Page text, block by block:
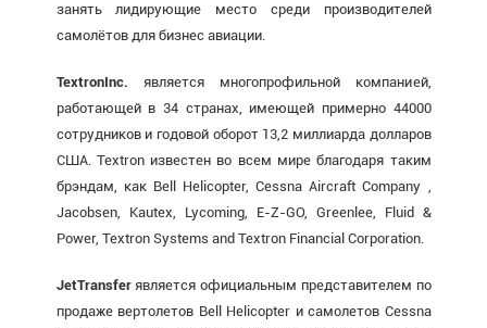
занять лидирующие место среди производителей
самолётов для бизнес авиации.
TextronInc. является многопрофильной компанией,
работающей в 34 странах, имеющей примерно 44000
сотрудников и годовой оборот 13,2 миллиарда долларов
США. Textron известен во всем мире благодаря таким
брэндам, как Bell Helicopter, Cessna Aircraft Company ,
Jacobsen, Kautex, Lycoming, E-Z-GO, Greenlee, Fluid &
Power, Textron Systems and Textron Financial Corporation.
JetTransferявляется официальным представителем по
продаже вертолетов Bell Helicopter и самолетов Cessna